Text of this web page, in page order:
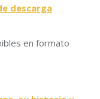
descarga
en formato